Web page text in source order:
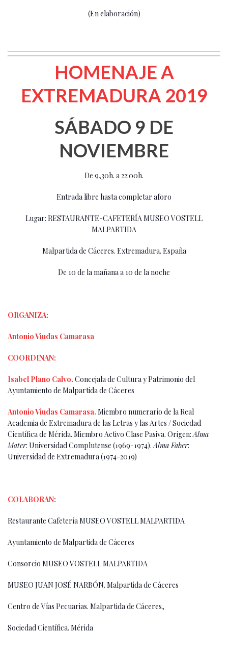
(En elaboración)
HOMENAJE A
EXTREMADURA 2019
SÁBADO 9 DE
NOVIEMBRE
De 9,30h. a 22:00h.
Entrada libre hasta completar aforo
Lugar: RESTAURANTE-CAFETERÍA MUSEO VOSTELL
MALPARTIDA
Malpartida de Cáceres. Extremadura. España
De 10 de la mañana a 10 de la noche
ORGANIZA:
Antonio Viudas Camarasa
COORDINAN:
Isabel Plano Calvo. Concejala de Cultura y Patrimonio del
Ayuntamiento de Malpartida de Cáceres
Antonio Viudas Camarasa. Miembro numerario de la Real
Academia de Extremadura de las Letras y las Artes / Sociedad
Científica de Mérida. Miembro Activo Clase Pasiva. Origen:Alma
Mater: Universidad Complutense (1969-1974).Alma Faber:
Universidad de Extremadura (1974-2019)
COLABORAN:
Restaurante Cafetería MUSEO VOSTELL MALPARTIDA
Ayuntamiento de Malpartida de Cáceres
Consorcio MUSEO VOSTELL MALPARTIDA
MUSEO JUAN JOSÉ NARBÓN. Malpartida de Cáceres
Centro de Vías Pecuarias. Malpartida de Cáceres,
Sociedad Científica. Mérida